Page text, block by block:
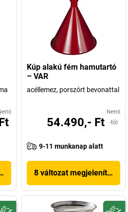
Kúp alakú fém hamutartó
– VAR
acéllemez, porszórt bevonattal
Nettó
54.490,- Ft -tól
9-11 munkanap alatt
8 változat megjelenítése